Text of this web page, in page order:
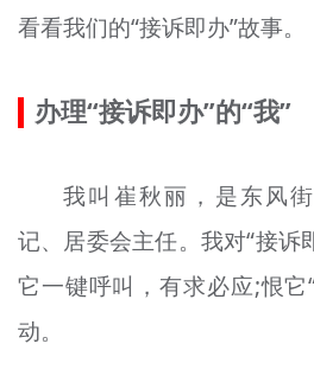
文明评论
宣传思想文化人才
专题
资料库
看看我们的“接诉即办”故事。
办理“接诉即办”的“我”
我叫崔秋丽，是东风
记、居委会主任。我对“接
它一键呼叫，有求必应;恨它
动。